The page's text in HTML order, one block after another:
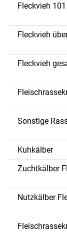
Fleckvieh
Fleckvieh
Fleckvieh
Sonstige
Kuhkälber
Zuchtkälber
Nutzkälber